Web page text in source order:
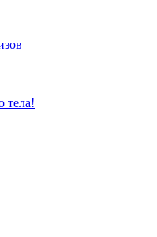
тела!